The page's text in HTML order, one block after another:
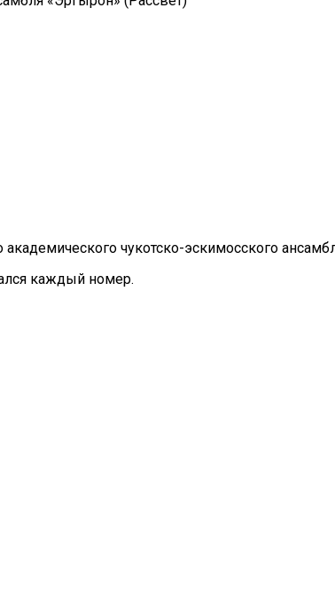
чукотско-эскимосского
каждый номер.